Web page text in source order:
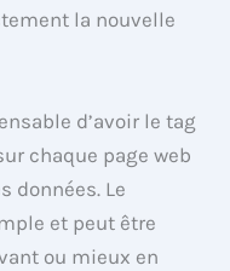
la nouvelle
d’avoir le tag
chaque page web
données. Le
et peut être
ou mieux en